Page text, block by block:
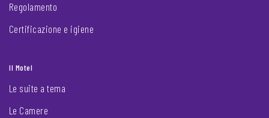
Regolamento
Certificazione e igiene
Il Motel
Le suite a tema
Le Camere